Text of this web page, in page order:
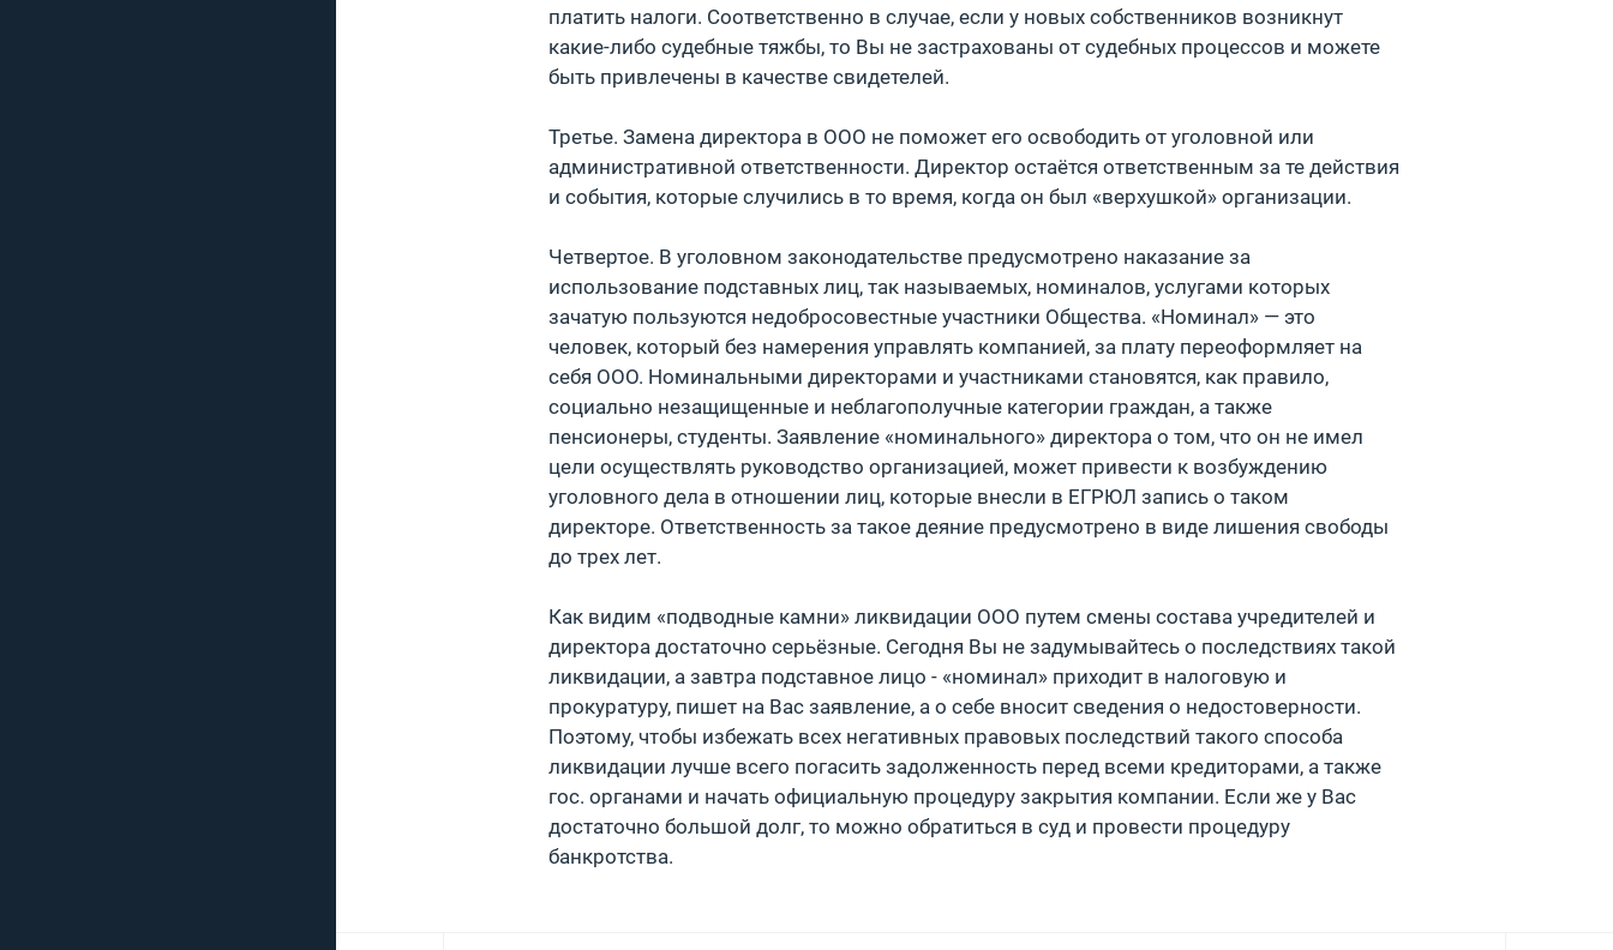
платить налоги. Соответственно в случае, если у новых собственников возникнут
какие-либо судебные тяжбы, то Вы не застрахованы от судебных процессов и можете
быть привлечены в качестве свидетелей.
Третье. Замена директора в ООО не поможет его освободить от уголовной или
административной ответственности. Директор остаётся ответственным за те действия
и события, которые случились в то время, когда он был «верхушкой» организации.
Четвертое. В уголовном законодательстве предусмотрено наказание за
использование подставных лиц, так называемых, номиналов, услугами которых
зачатую пользуются недобросовестные участники Общества. «Номинал» — это
человек, который без намерения управлять компанией, за плату переоформляет на
себя ООО. Номинальными директорами и участниками становятся, как правило,
социально незащищенные и неблагополучные категории граждан, а также
пенсионеры, студенты. Заявление «номинального» директора о том, что он не имел
цели осуществлять руководство организацией, может привести к возбуждению
уголовного дела в отношении лиц, которые внесли в ЕГРЮЛ запись о таком
директоре. Ответственность за такое деяние предусмотрено в виде лишения свободы
до трех лет.
Как видим «подводные камни» ликвидации ООО путем смены состава учредителей и
директора достаточно серьёзные. Сегодня Вы не задумывайтесь о последствиях такой
ликвидации, а завтра подставное лицо - «номинал» приходит в налоговую и
прокуратуру, пишет на Вас заявление, а о себе вносит сведения о недостоверности.
Поэтому, чтобы избежать всех негативных правовых последствий такого способа
ликвидации лучше всего погасить задолженность перед всеми кредиторами, а также
гос. органами и начать официальную процедуру закрытия компании. Если же у Вас
достаточно большой долг, то можно обратиться в суд и провести процедуру
банкротства.